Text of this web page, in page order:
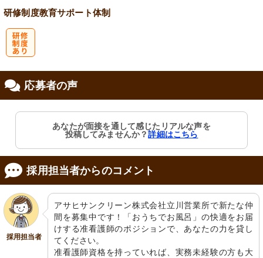
研修制度教育サポート体制
応募者の声
あなたが面接を通して感じたリアルな声を
投稿してみませんか？詳細はこちら
採用担当者からのコメント
採用担当者
アサヒサンクリーン株式会社立川営業所で新たな仲
間を募集中です！「おうちでお風呂」の快適をお届
けする准看護師のポジションで、あなたの力を貸し
てください。
准看護師資格を持っていれば、実務未経験の方も大